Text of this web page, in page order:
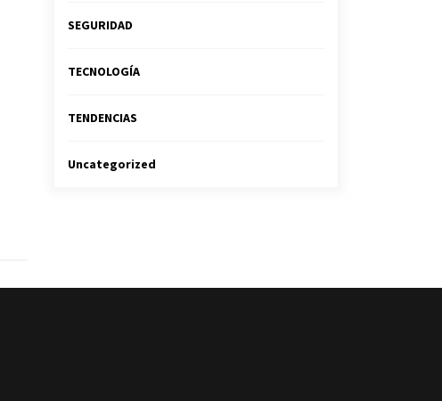
SEGURIDAD
TECNOLOGÍA
TENDENCIAS
Uncategorized